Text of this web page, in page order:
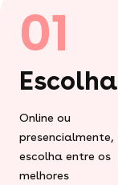
01
Escolha
Online ou
presencialmente,
escolha entre os
melhores